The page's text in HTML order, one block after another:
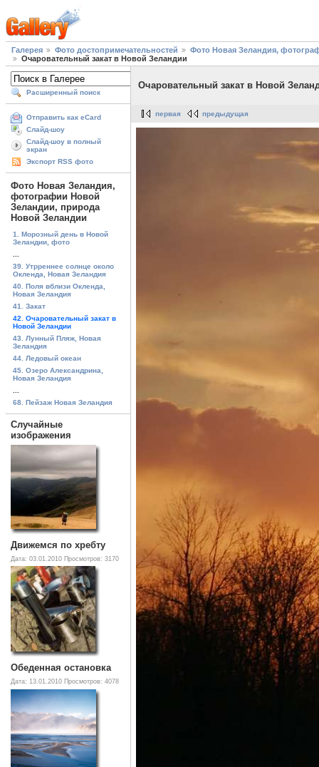
Галерея Фото достопримечательностей
Фото Новая Зеландия,
Очаровательный закат в Новой Зеландии
Расширенный поиск
Отправить как eCard
Слайд-шоу
Слайд-шоу в полный
экран
Экспорт RSS фото
Фото Новая Зеландия,
фотографии Новой
Зеландии, природа
Новой Зеландии
1. Морозный день в Новой
Зеландии, фото
39. Утрреннее солнце около
Окленда, Новая Зеландия
40. Поля вблизи Окленда,
Новая Зеландия
41. Закат
42. Очаровательный закат в
Новой Зеландии
43. Лунный Пляж, Новая
Зеландия
44. Ледовый океан
45. Озеро Александрина,
Новая Зеландия
68. Пейзаж Новая Зеландия
Случайные
изображения
Движемся по хребту
Дата: 03.01.2010 Просмотров: 3170
Обеденная остановка
Дата: 13.01.2010 Просмотров: 4078
Очаровательный закат в Новой
первая предыдущая